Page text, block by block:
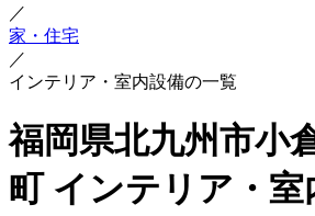
／
家・住宅
／
インテリア・室内設備の一覧
福岡県北九州市小
町 インテリア・室